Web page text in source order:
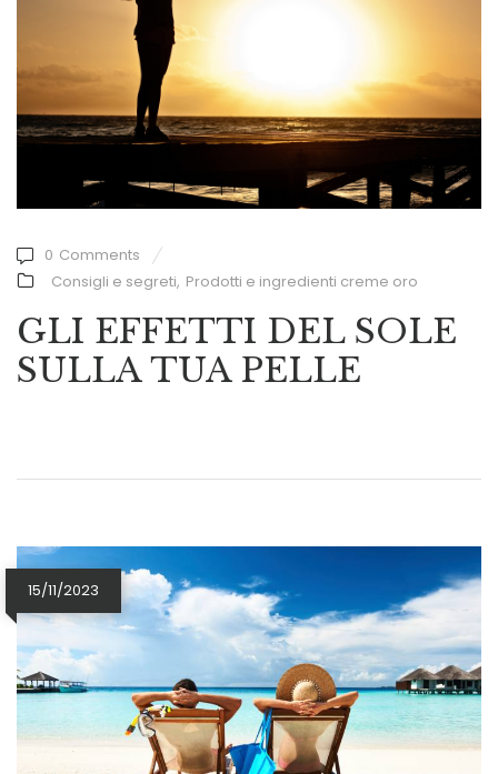
0 Comments
Consigli e segreti, Prodotti e ingredienti creme oro
GLI EFFETTI DEL SOLE
SULLA TUA PELLE
15/11/2023